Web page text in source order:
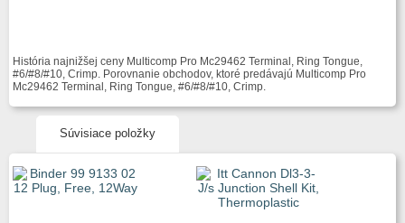
História najnižšej ceny Multicomp Pro Mc29462 Terminal, Ring Tongue,
#6/#8/#10, Crimp. Porovnanie obchodov, ktoré predávajú Multicomp Pro
Mc29462 Terminal, Ring Tongue, #6/#8/#10, Crimp.
Súvisiace položky